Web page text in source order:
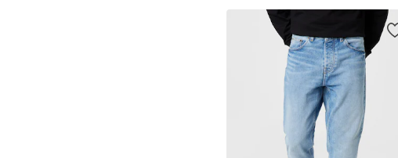
Dodaj u košaricu